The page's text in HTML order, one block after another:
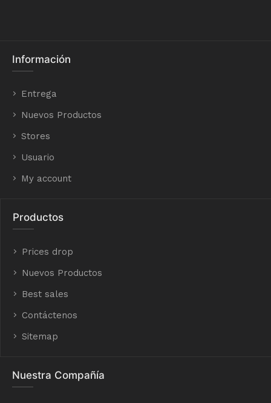
Información
Entrega
Nuevos Productos
Stores
Usuario
My account
Productos
Prices drop
Nuevos Productos
Best sales
Contáctenos
Sitemap
Nuestra Compañía